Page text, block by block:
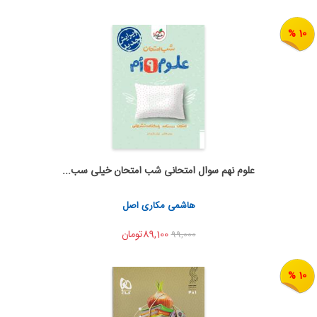
10 %
اضافه به سبد خرید
اشتراک گذاری
علوم نهم سوال امتحانی شب امتحان خیلی سب...
هاشمی مکاری اصل
99,00089,100تومان
10 %